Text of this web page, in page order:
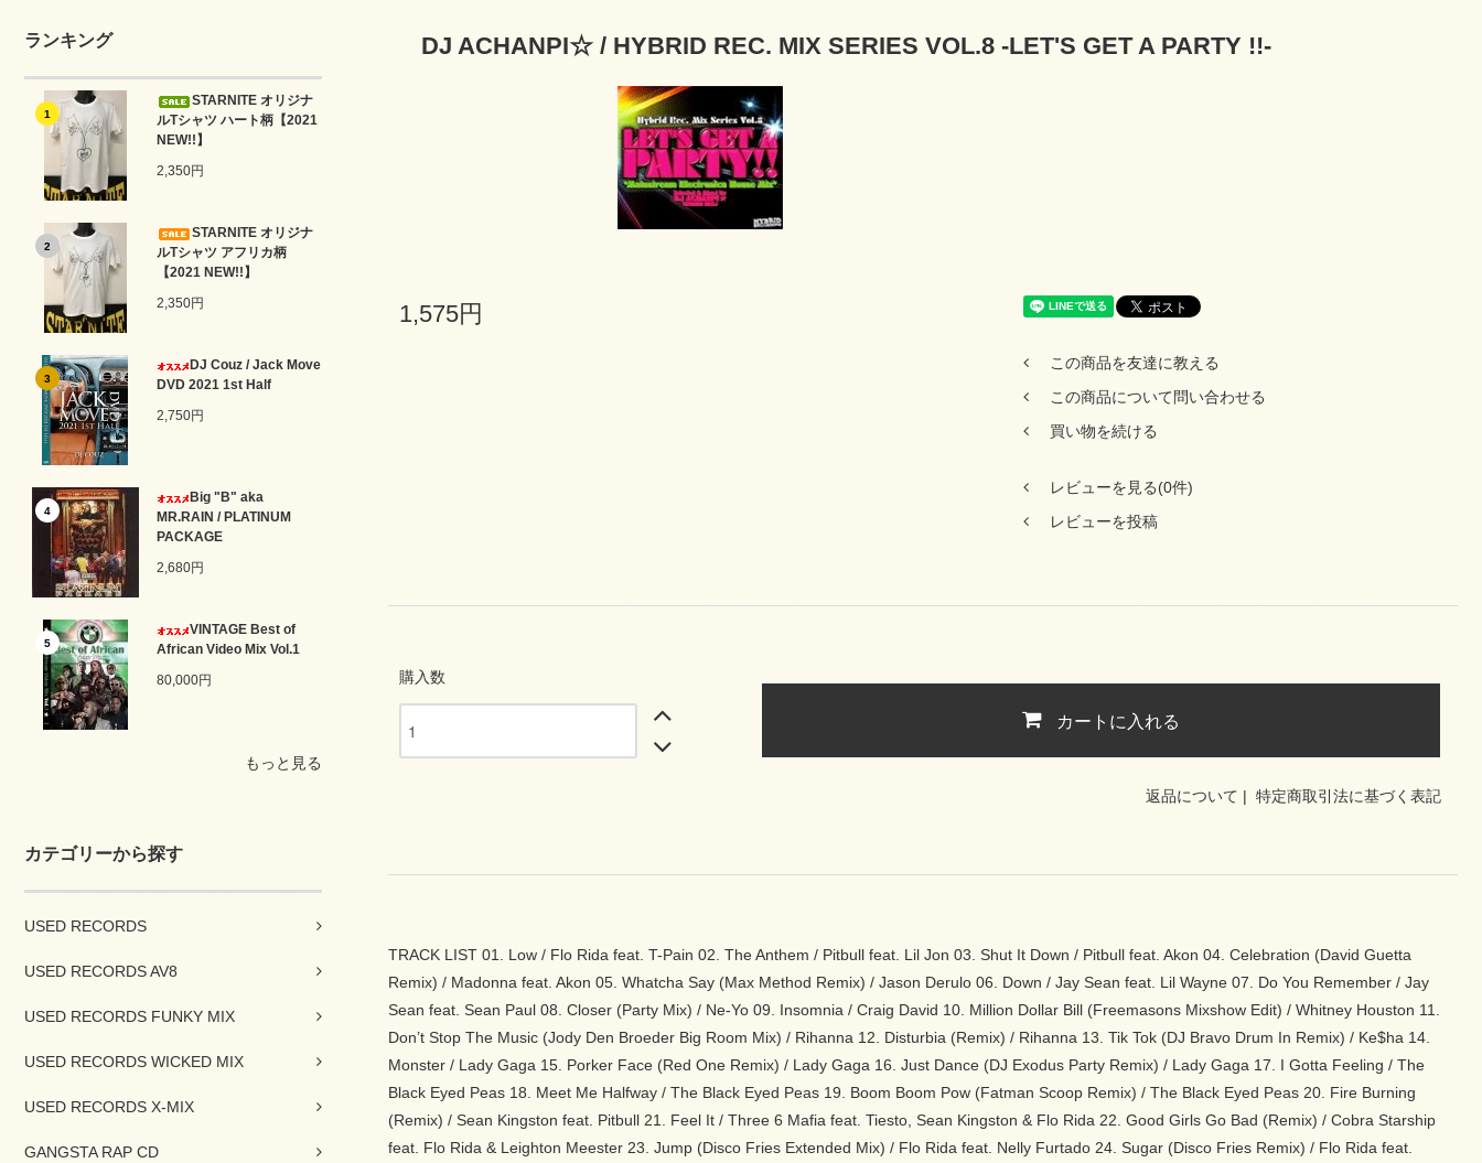
ランキング
1
STARNITE オリジナ
ルTシャツ ハート柄【2021
NEW!!】
2,350円
2
STARNITE オリジナ
ルTシャツ アフリカ柄
【2021 NEW!!】
2,350円
3
DJ Couz / Jack Move
DVD 2021 1st Half
2,750円
4
Big "B" aka
MR.RAIN / PLATINUM
PACKAGE
2,680円
5
VINTAGE Best of
African Video Mix Vol.1
80,000円
もっと見る
カテゴリーから探す
USED RECORDS
USED RECORDS AV8
USED RECORDS FUNKY MIX
USED RECORDS WICKED MIX
USED RECORDS X-MIX
GANGSTA RAP CD
DJ ACHANPI☆ / HYBRID REC. MIX SERIES VOL.8 -LET'S GET A PARTY !!-
1,575円
この商品を友達に教える
この商品について問い合わせる
買い物を続ける
レビューを見る(0件)
レビューを投稿
購入数
カートに入れる
返品について | 特定商取引法に基づく表記
TRACK LIST 01. Low / Flo Rida feat. T-Pain 02. The Anthem / Pitbull feat. Lil Jon 03. Shut It Down / Pitbull feat. Akon 04. Celebration (David Guetta
Remix) / Madonna feat. Akon 05. Whatcha Say (Max Method Remix) / Jason Derulo 06. Down / Jay Sean feat. Lil Wayne 07. Do You Remember / Jay
Sean feat. Sean Paul 08. Closer (Party Mix) / Ne-Yo 09. Insomnia / Craig David 10. Million Dollar Bill (Freemasons Mixshow Edit) / Whitney Houston 11.
Don’t Stop The Music (Jody Den Broeder Big Room Mix) / Rihanna 12. Disturbia (Remix) / Rihanna 13. Tik Tok (DJ Bravo Drum In Remix) / Ke$ha 14.
Monster / Lady Gaga 15. Porker Face (Red One Remix) / Lady Gaga 16. Just Dance (DJ Exodus Party Remix) / Lady Gaga 17. I Gotta Feeling / The
Black Eyed Peas 18. Meet Me Halfway / The Black Eyed Peas 19. Boom Boom Pow (Fatman Scoop Remix) / The Black Eyed Peas 20. Fire Burning
(Remix) / Sean Kingston feat. Pitbull 21. Feel It / Three 6 Mafia feat. Tiesto, Sean Kingston & Flo Rida 22. Good Girls Go Bad (Remix) / Cobra Starship
feat. Flo Rida & Leighton Meester 23. Jump (Disco Fries Extended Mix) / Flo Rida feat. Nelly Furtado 24. Sugar (Disco Fries Remix) / Flo Rida feat.